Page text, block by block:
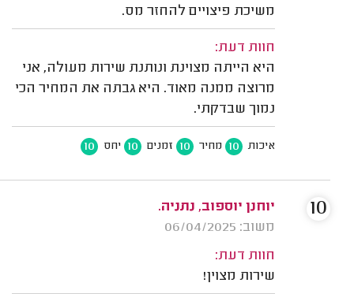
משיכת פיצויים להחזר מס.
חוות דעת:
היא הייתה מצוינת ונותנת שירות מעולה, אני
מרוצה ממנה מאוד. היא גבתה את המחיר הכי
נמוך שבדקתי.
איכות 10 מחיר 10 זמנים 10 יחס 10
יוחנן יוספוב, נתניה.
משוב: 06/04/2025
חוות דעת:
שירות מצוין!
10